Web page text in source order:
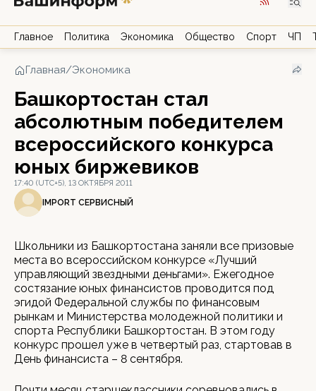
Главное Политика Экономика Общество Спорт ЧП
Главная/Экономика
Башкортостан стал
абсолютным победителем
всероссийского конкурса
юных биржевиков
17:40 (UTC+5), 13 ОКТЯБРЯ 2011
IMPORT СЕРВИСНЫЙ
Школьники из Башкортостана заняли все призовые
места во всероссийском конкурсе «Лучший
управляющий звездными деньгами». Ежегодное
состязание юных финансистов проводится под
эгидой Федеральной службы по финансовым
рынкам и Министерства молодежной политики и
спорта Республики Башкортостан. В этом году
конкурс прошел уже в четвертый раз, стартовав в
День финансиста – 8 сентября.